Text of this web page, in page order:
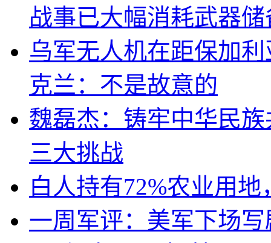
战事已大幅消耗武器储
乌军无人机在距保加
克兰：不是故意的
魏磊杰：铸牢中华民
三大挑战
白人持有72%农业用
一周军评：美军下场